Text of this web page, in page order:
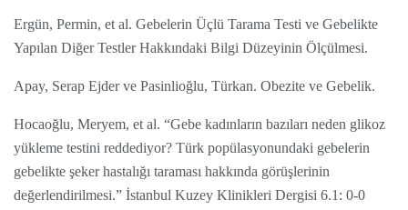
Ergün, Permin, et al. Gebelerin Üçlü Tarama Testi ve Gebelikte
Yapılan Diğer Testler Hakkındaki Bilgi Düzeyinin Ölçülmesi.
Apay, Serap Ejder ve Pasinlioğlu, Türkan. Obezite ve Gebelik.
Hocaoğlu, Meryem, et al. “Gebe kadınların bazıları neden glikoz
yükleme testini reddediyor? Türk popülasyonundaki gebelerin
gebelikte şeker hastalığı taraması hakkında görüşlerinin
değerlendirilmesi.” İstanbul Kuzey Klinikleri Dergisi 6.1: 0-0